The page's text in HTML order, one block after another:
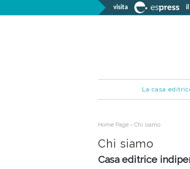
visita il
La casa
Home Page › Chi siamo
Chi siamo
Casa editrice